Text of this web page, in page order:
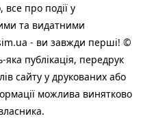
про події у
та видатними
- ви завжди перші! ©
яка публiкацiя, передрук
сайту у друкованих або
можлива винятково